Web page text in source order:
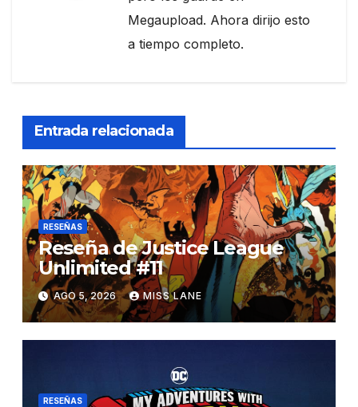
Megaupload. Ahora dirijo esto
a tiempo completo.
Entrada relacionada
RESEÑAS
Reseña de Justice League
Unlimited #11
AGO 5, 2026 MISS LANE
RESEÑAS